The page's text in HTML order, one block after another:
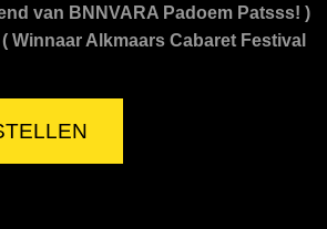
van BNNVARA Padoem Patsss! )
Winnaar Alkmaars Cabaret Festival